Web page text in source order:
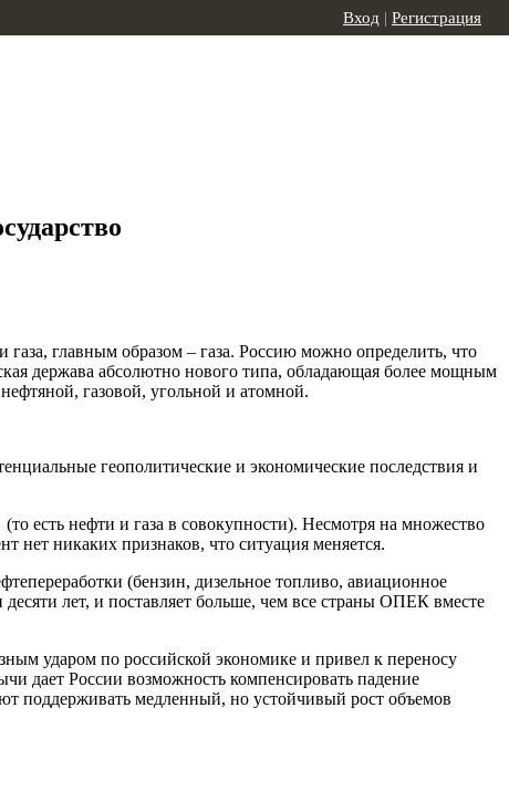
Вход | Регистрация
главным образом – газа. Россию можно определить, что
держава абсолютно нового типа, обладающая более мощным
газовой, угольной и атомной.
геополитические и экономические последствия и
есть нефти и газа в совокупности). Несмотря на множество
нет никаких признаков, что ситуация меняется.
(бензин, дизельное топливо, авиационное
лет, и поставляет больше, чем все страны ОПЕК вместе
ударом по российской экономике и привел к переносу
дает России возможность компенсировать падение
поддерживать медленный, но устойчивый рост объемов